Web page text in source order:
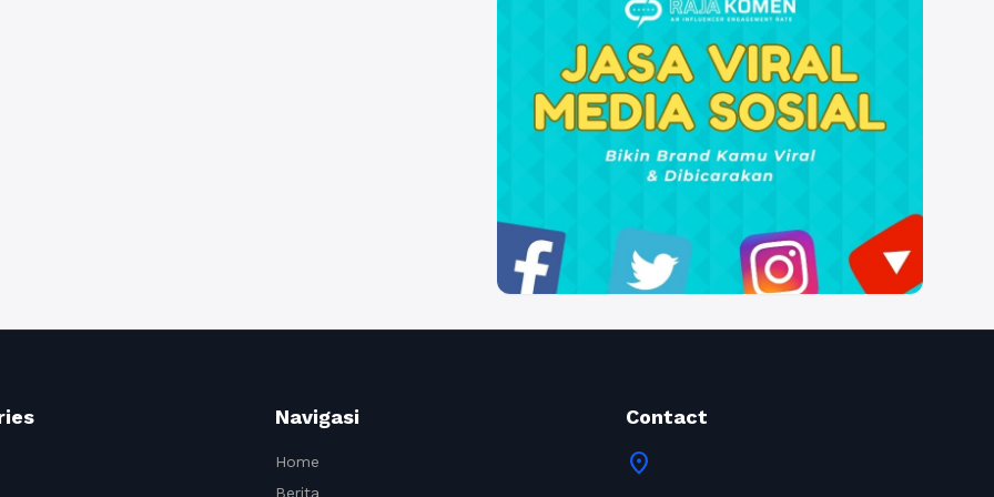
Navigasi
Home
Berita
Contact
location_on